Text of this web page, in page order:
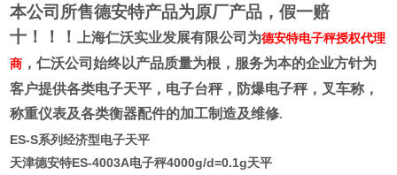
本公司所售德安特产品为原厂产品，假一赔
十！！！
上海仁沃实业发展有限公司为德安特电子秤授权代理
商 ，仁沃公司始终以产品质量为根，服务为本的企业方针为
客户提供各类电子天平，电子台秤，防爆电子秤，叉车称，
称重仪表及各类衡器配件的加工制造及维修.
ES-S系列经济型电子天平
天津德安特ES-4003A电子秤4000g/d=0.1g天平